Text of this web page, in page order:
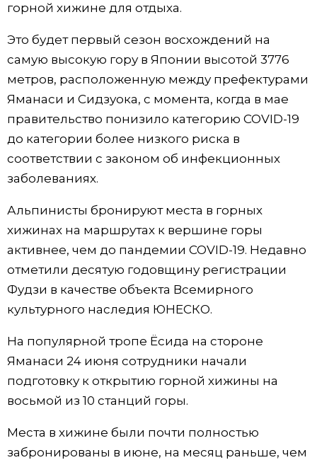
Политика
Экономика
Общество
Культура
Жизнь
Технологии
Токио
От редакции
Японский калейдоскоп
Семья
Еда и напитки
горной хижине для отдыха.
Это будет первый сезон восхождений на
самую высокую гору в Японии высотой 3776
метров, расположенную между префектурами
Яманаси и Сидзуока, с момента, когда в мае
правительство понизило категорию COVID-19
до категории более низкого риска в
соответствии с законом об инфекционных
заболеваниях.
Альпинисты бронируют места в горных
хижинах на маршрутах к вершине горы
активнее, чем до пандемии COVID-19. Недавно
отметили десятую годовщину регистрации
Фудзи в качестве объекта Всемирного
культурного наследия ЮНЕСКО.
На популярной тропе Ёсида на стороне
Яманаси 24 июня сотрудники начали
подготовку к открытию горной хижины на
восьмой из 10 станций горы.
Места в хижине были почти полностью
забронированы в июне, на месяц раньше, чем